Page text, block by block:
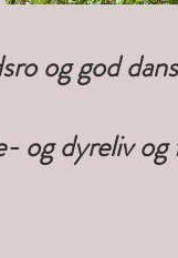
og god
og dyreliv